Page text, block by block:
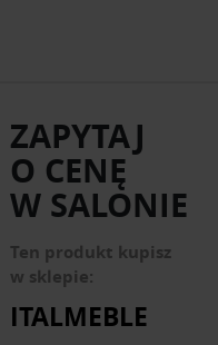
ZAPYTAJ
O CENĘ
W SALONIE
Ten produkt kupisz
w sklepie:
ITALMEBLE